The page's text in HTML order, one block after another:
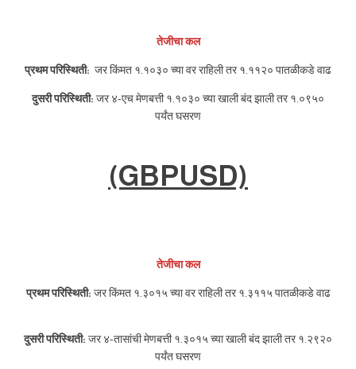
तेजीचा कल
प्रथम परिस्थिती: जर किंमत १.१०३० च्या वर राहिली तर १.११२० पातळीकडे वाढ
दुसरी परिस्थिती: जर ४-एच मेणबत्ती १.१०३० च्या खाली बंद झाली तर १.०९५०
पर्यंत घसरण
(GBPUSD)
तेजीचा कल
प्रथम परिस्थिती: जर किंमत १.३०१५ च्या वर राहिली तर १.३११५ पातळीकडे वाढ
दुसरी परिस्थिती: जर ४-तासांची मेणबत्ती १.३०१५ च्या खाली बंद झाली तर १.२९२०
पर्यंत घसरण